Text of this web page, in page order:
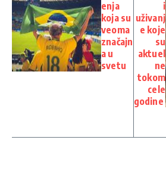
enja
koja su
veoma
značajn
a u
svetu
i
uživanj
e koje
su
aktuel
ne
tokom
cele
godine